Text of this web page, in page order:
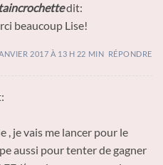
dit:
beaucoup Lise!
2017 À 13 H 22 MIN RÉPONDRE
, je vais me lancer pour le
aussi pour tenter de gagner